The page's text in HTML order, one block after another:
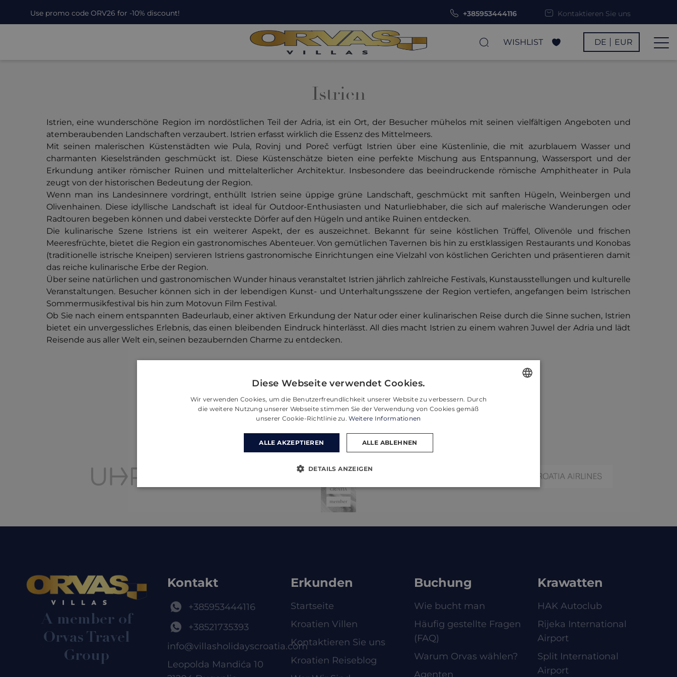
Use promo code ORV26 for -10% discount! +385953444116 Kontaktieren Sie uns
WISHLIST DE EUR
Istrien
Istrien, eine wunderschöne Region im nordöstlichen Teil der Adria, ist ein Ort, der Besucher mühelos mit seinen vielfältigen Angeboten und
atemberaubenden Landschaften verzaubert. Istrien erfasst wirklich die Essenz des Mittelmeers.
Mit seinen malerischen Küstenstädten wie Pula, Rovinj und Poreč verfügt Istrien über eine Küstenlinie, die mit azurblauem Wasser und
charmanten Kieselstränden geschmückt ist. Diese Küstenschätze bieten eine perfekte Mischung aus Entspannung, Wassersport und der
Erkundung antiker römischer Ruinen und mittelalterlicher Architektur. Insbesondere das beeindruckende römische Amphitheater in Pula
zeugt von der historischen Bedeutung der Region.
Wenn man ins Landesinnere vordringt, enthüllt Istrien seine üppige grüne Landschaft, geschmückt mit sanften Hügeln, Weinbergen und
Olivenhainen. Diese idyllische Landschaft ist ideal für Outdoor-Enthusiasten und Naturliebhaber, die sich auf malerische Wanderungen oder
Radtouren begeben können und dabei versteckte Dörfer auf den Hügeln und antike Ruinen entdecken.
Die kulinarische Szene Istriens ist ein weiterer Aspekt, der es auszeichnet. Bekannt für seine köstlichen Trüffel, Olivenöle und frischen
Meeresfrüchte, bietet die Region ein gastronomisches Abenteuer. Von gemütlichen Tavernen bis hin zu erstklassigen Restaurants und Konobas
(traditionelle istrische Kneipen) servieren Istriens gastronomische Einrichtungen eine Vielzahl von köstlichen Gerichten und präsentieren damit
das reiche kulinarische Erbe der Region.
Über seine natürlichen und gastronomischen Wunder hinaus veranstaltet Istrien jährlich zahlreiche Festivals, Kunstausstellungen und kulturelle
Veranstaltungen. Besucher können sich in der lebendigen Kunst- und Unterhaltungsszene der Region vertiefen, angefangen beim Istrischen
Sommermusikfestival bis hin zum Motovun Film Festival.
Ob Sie nach einem entspannten Badeurlaub, einer aktiven Erkundung der Natur oder einer kulinarischen Reise durch die Sinne suchen, Istrien
bietet ein unvergessliches Erlebnis, das einen bleibenden Eindruck hinterlässt. All dies macht Istrien zu einem wahren Juwel der Adria und lädt
Reisende aus aller Welt ein, seinen bezaubernden Charme zu entdecken.
A member of
Orvas Travel
Group
Kontakt
+385953444116
+38521735393
info@villasholidayscroatia.com
Leopolda Mandića 10
Erkunden
Startseite
Kroatien Villen
Kontaktieren Sie uns
Kroatien Reiseblog
Buchung
Wie bucht man
Häufig gestellte Fragen
(FAQ)
Warum Orvas wählen?
Agenten
Krawatten
HAK Autoclub
Rijeka International
Airport
Split International
Airport
Diese Webseite verwendet Cookies.
Wir verwenden Cookies, um die Benutzerfreundlichkeit unserer Website zu verbessern. Durch
die weitere Nutzung unserer Webseite stimmen Sie der Verwendung von Cookies gemäß
unserer Cookie-Richtlinie zu. Weitere Informationen
ALLE AKZEPTIEREN ALLE ABLEHNEN
DETAILS ANZEIGEN